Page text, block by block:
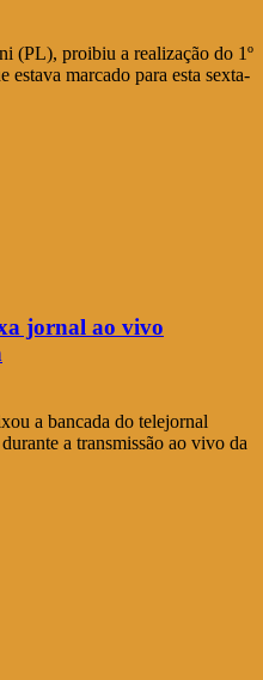
(PL), proibiu a realização do 1º
marcado para esta sexta-
jornal ao vivo
a bancada do telejornal
a transmissão ao vivo da